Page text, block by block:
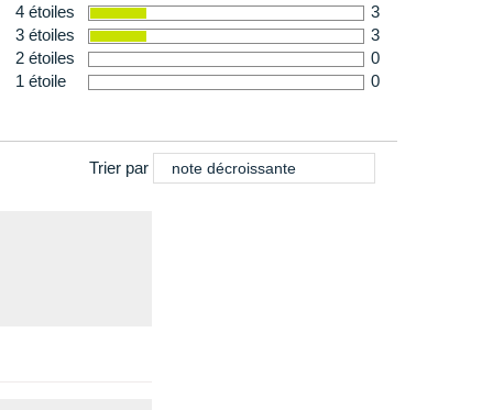
4 étoiles
3
3 étoiles
3
2 étoiles
0
1 étoile
0
Trier par note décroissante